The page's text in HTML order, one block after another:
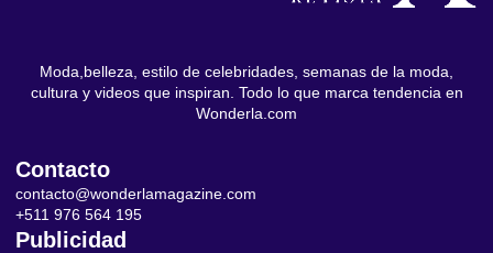
Moda,belleza, estilo de celebridades, semanas de la moda,
cultura y videos que inspiran. Todo lo que marca tendencia en
Wonderla.com
Contacto
contacto@wonderlamagazine.com
+511 976 564 195
Publicidad